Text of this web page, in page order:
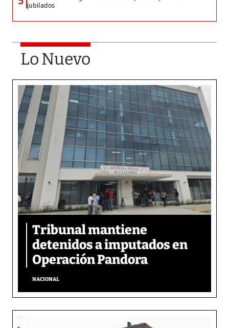
jubilados
Lo Nuevo
Tribunal mantiene
detenidos a imputados en
Operación Pandora
NACIONAL